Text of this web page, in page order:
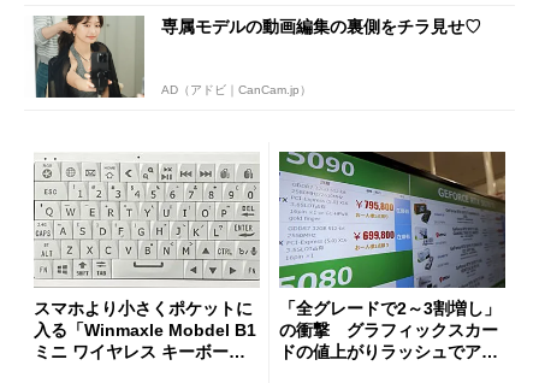
専属モデルの動画編集の裏側をチラ見せ♡
AD（アドビ｜CanCam.jp）
スマホより小さくポケットに
入る「Winmaxle Mobdel B1
ミニ ワイヤレス キーボー
「全グレードで2～3割増し」
の衝撃 グラフィックスカー
ドの値上がりラッシュでアキ